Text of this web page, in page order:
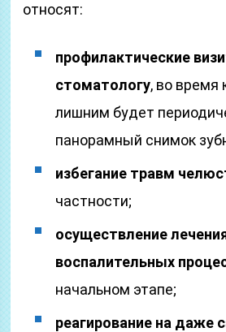
относят:
профилактические
стоматологу, во время
лишним будет
панорамный снимок
избегание травм
частности;
осуществление
воспалительных
начальном этапе;
реагирование на даже